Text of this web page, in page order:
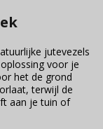
jutevezels
voor je
het de grond
terwijl de
aan je tuin of